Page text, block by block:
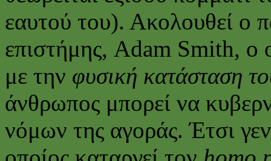
εαυτού του). Ακολουθεί ο
επιστήμης, Adam Smith, ο
με την φυσική κατάσταση
άνθρωπος μπορεί να
νόμων της αγοράς. Έτσι